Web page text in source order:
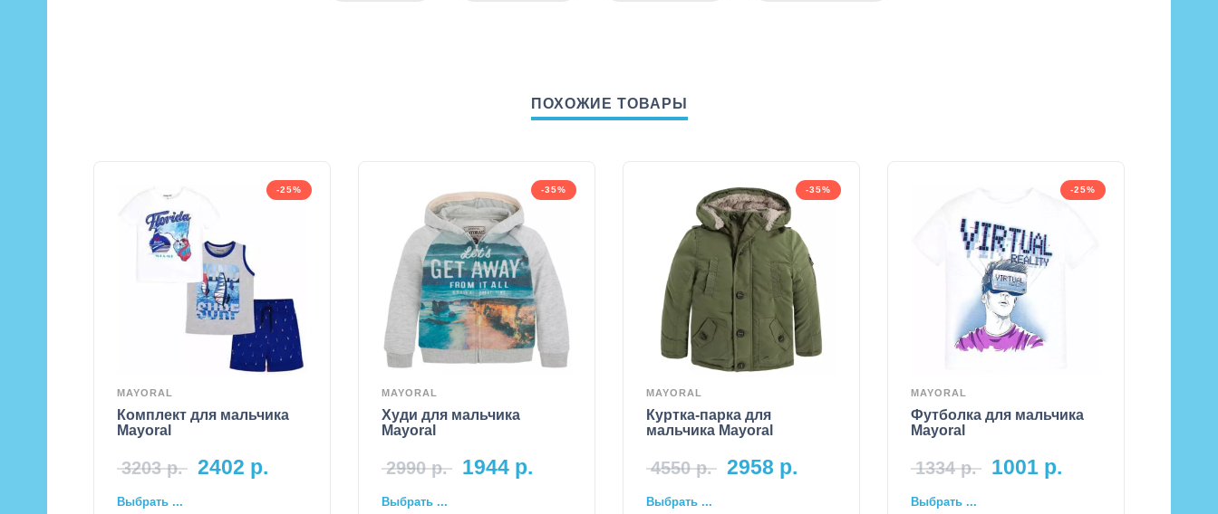
ПОХОЖИЕ ТОВАРЫ
-25%
MAYORAL
Комплект для мальчика
Mayoral
3203р. 2402 р.
Выбрать ...
-35%
MAYORAL
Худи для мальчика
Mayoral
2990р. 1944 р.
Выбрать ...
-35%
MAYORAL
Куртка-парка для
мальчика Mayoral
4550р. 2958 р.
Выбрать ...
-25%
MAYORAL
Футболка для мальчика
Mayoral
1334р. 1001 р.
Выбрать ...